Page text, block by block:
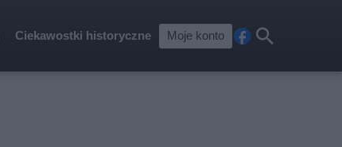
Ciekawostki historyczne Moje konto
cebkaj